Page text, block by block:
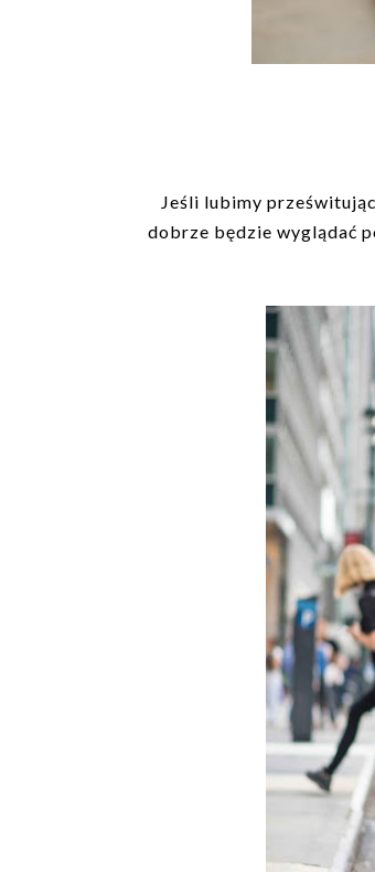
Jeśli lubimy
dobrze będzie wyglądać